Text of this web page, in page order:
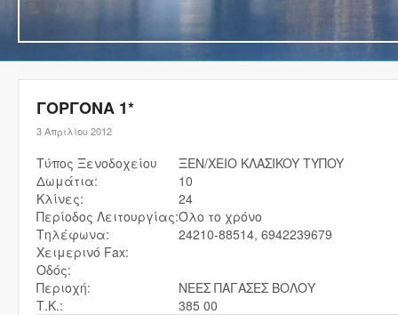
ΓΟΡΓΟΝΑ 1*
3 Απριλίου 2012
Τύπος Ξενοδοχείου
ΞEN/XEIO KΛAΣIKOY TYΠOY
Δωμάτια:
10
Κλίνες:
24
Περίοδος Λειτουργίας:Όλο το χρόνο
Τηλέφωνα:
24210-88514, 6942239679
Χειμερινό Fax:
Οδός:
Περιοχή:
ΝΕΕΣ ΠΑΓΑΣΕΣ ΒΟΛΟΥ
Τ.Κ.:
385 00